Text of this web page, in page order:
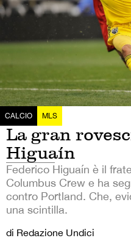
CALCIO MLS
La gran
Higuaín
Federico Higuaín è il
Columbus Crew e ha
contro Portland. Che,
una scintilla.
di Redazione Undici